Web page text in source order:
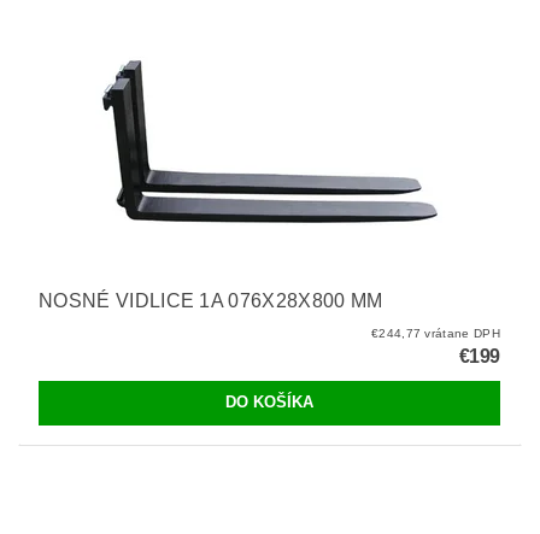
NOSNÉ VIDLICE 1A 076X28X800 MM
€244,77 vrátane DPH
€199